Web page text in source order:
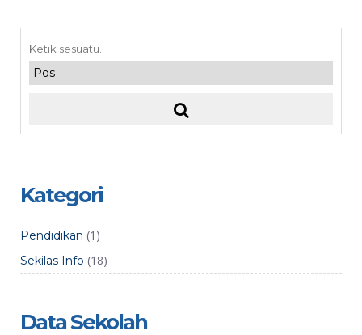
Kategori
Pendidikan (1)
Sekilas Info (18)
Data Sekolah